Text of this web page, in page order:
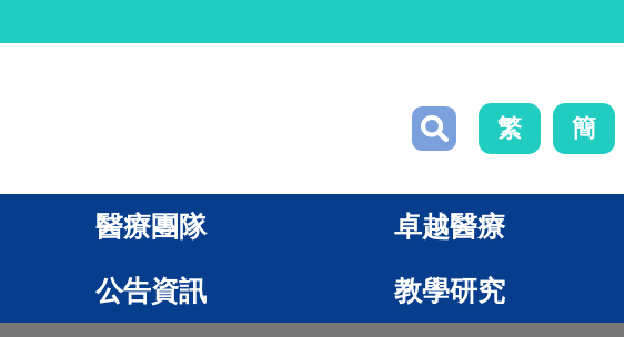
繁 簡
醫療團隊 卓越醫療
公告資訊 教學研究